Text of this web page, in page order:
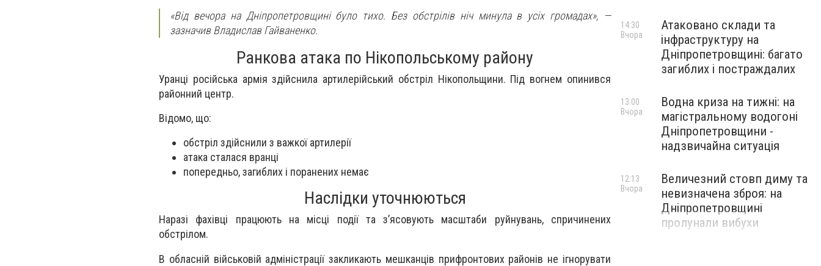
«Від вечора на Дніпропетровщині було тихо. Без обстрілів ніч минула в усіх громадах», —
зазначив Владислав Гайваненко.
Ранкова атака по Нікопольському району
Уранці російська армія здійснила артилерійський обстріл Нікопольщини. Під вогнем опинився
районний центр.
Відомо, що:
обстріл здійснили з важкої артилерії
атака сталася вранці
попередньо, загиблих і поранених немає
Наслідки уточнюються
Наразі фахівці працюють на місці події та з’ясовують масштаби руйнувань, спричинених
обстрілом.
В обласній військовій адміністрації закликають мешканців прифронтових районів не ігнорувати
Атаковано склади та
інфраструктуру на
Дніпропетровщині: багато
загиблих і постраждалих
14:30
Вчора
Водна криза на тижні: на
магістральному водогоні
Дніпропетровщини -
надзвичайна ситуація
13:00
Вчора
Величезний стовп диму та
невизначена зброя: на
Дніпропетровщині
пролунали вибухи
12:13
Вчора